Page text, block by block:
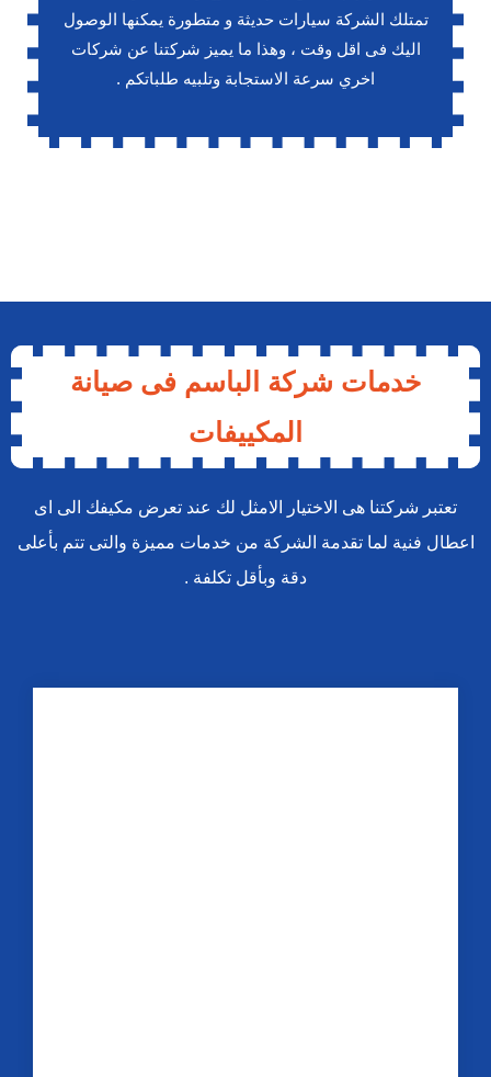
تمتلك الشركة سيارات حديثة و متطورة يمكنها الوصول
اليك فى اقل وقت ، وهذا ما يميز شركتنا عن شركات
اخري سرعة الاستجابة وتلبيه طلباتكم .
خدمات شركة الباسم فى صيانة
المكييفات
تعتبر شركتنا هى الاختيار الامثل لك عند تعرض مكيفك الى اى
اعطال فنية لما تقدمة الشركة من خدمات مميزة والتى تتم بأعلى
دقة وبأقل تكلفة .